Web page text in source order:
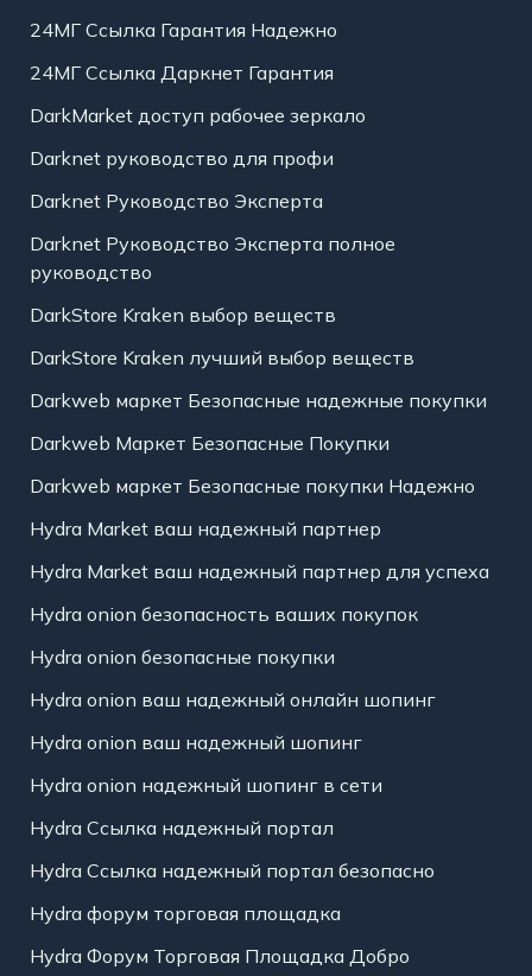
24МГ Ссылка Гарантия Надежно
24МГ Ссылка Даркнет Гарантия
DarkMarket доступ рабочее зеркало
Darknet руководство для профи
Darknet Руководство Эксперта
Darknet Руководство Эксперта полное
руководство
DarkStore Kraken выбор веществ
DarkStore Kraken лучший выбор веществ
Darkweb маркет Безопасные надежные покупки
Darkweb Маркет Безопасные Покупки
Darkweb маркет Безопасные покупки Надежно
Hydra Market ваш надежный партнер
Hydra Market ваш надежный партнер для успеха
Hydra onion безопасность ваших покупок
Hydra onion безопасные покупки
Hydra onion ваш надежный онлайн шопинг
Hydra onion ваш надежный шопинг
Hydra onion надежный шопинг в сети
Hydra Ссылка надежный портал
Hydra Ссылка надежный портал безопасно
Hydra форум торговая площадка
Hydra Форум Торговая Площадка Добро